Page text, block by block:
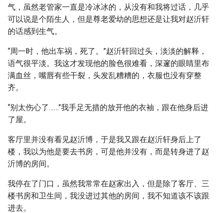
气，虽然老管家一直是冷冰冰的，从没有和我将过话，几乎
可以说是个陌生人，但是尊老爱幼的思想还是让我对赵沂轩
的话感到生气。
“周一时，他出车祸，死了。”赵沂轩回过头，淡淡的解释，
语气很平淡。我这才发现他的脸色很难看，深邃的眼睛里布
满血丝，嘴唇有些干裂，头发乱糟糟的，衣服也没有穿整
齐。
“别太伤心了……”我手足无措的放开他的衣袖，跟在他身后进
了屋。
客厅里并没有看见赵沂博，于是我又跟在赵沂轩身后上了
楼，我以为他是要去书房，可是他并没有，而是转身进了赵
沂博的房间。
我停在了门口，虽然我常常在赵家出入，但是除了客厅、三
楼书房和卫生间，我没进过其他的房间，我不知道该不该跟
进去。